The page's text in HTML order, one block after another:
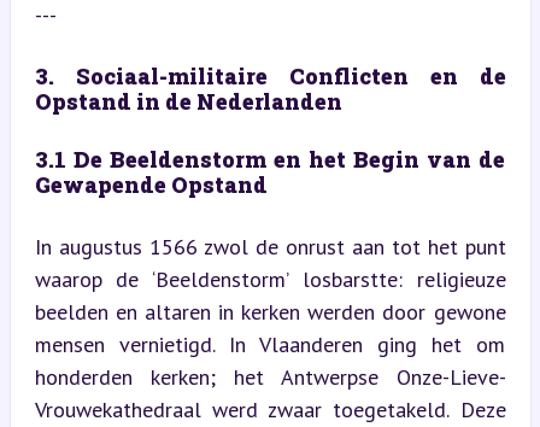
---
3. Sociaal-militaire Conflicten en de
Opstand in de Nederlanden
3.1 De Beeldenstorm en het Begin van de
Gewapende Opstand
In augustus 1566 zwol de onrust aan tot het punt
waarop de ‘Beeldenstorm’ losbarstte: religieuze
beelden en altaren in kerken werden door gewone
mensen vernietigd. In Vlaanderen ging het om
honderden kerken; het Antwerpse Onze-Lieve-
Vrouwekathedraal werd zwaar toegetakeld. Deze